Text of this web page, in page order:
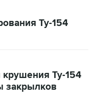
Ту-154
крушения Ту-154
закрылков